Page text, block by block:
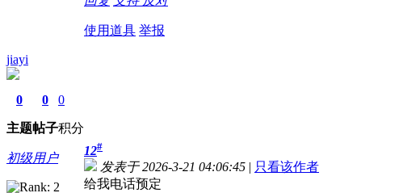
使用道具 举报
jiayi
0
主题
0
帖子
0
积分
初级用户
12#
发表于 2026-3-21 04:06:45 | 只看该作者
给我电话预定